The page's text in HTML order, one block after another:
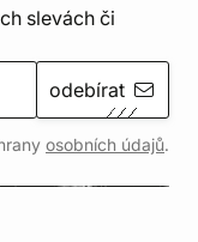
slevách či
odebírat
osobních údajů.